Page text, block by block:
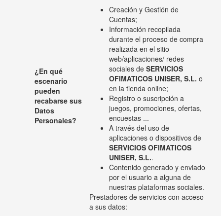
¿En qué
escenario
pueden
recabarse sus
Datos
Personales?
Creación y Gestión de
Cuentas;
Información recopilada
durante el proceso de compra
realizada en el sitio
web/aplicaciones/ redes
sociales de SERVICIOS
OFIMATICOS UNISER, S.L. o
en la tienda online;
Registro o suscripción a
juegos, promociones, ofertas,
encuestas ...
A través del uso de
aplicaciones o dispositivos de
SERVICIOS OFIMATICOS
UNISER, S.L..
Contenido generado y enviado
por el usuario a alguna de
nuestras plataformas sociales.
Prestadores de servicios con acceso
a sus datos: